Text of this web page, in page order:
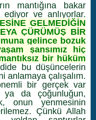
mantığına bakar
ediyor ve anlıyorlar.
GELMEDİĞİN
ÇÜRÜMÜŞ BİR
gelince bozuk
şansımız hiç
bir hüküm
bu düşüncelerin
anlamaya çalışalım.
bir gerçek var
ya da çoğunluğun,
onun yenmesinin
Çünkü Allah